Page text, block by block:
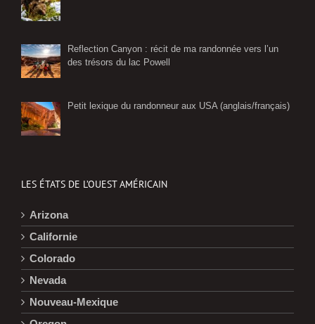
Reflection Canyon : récit de ma randonnée vers l’un
des trésors du lac Powell
Petit lexique du randonneur aux USA (anglais/français)
LES ÉTATS DE L’OUEST AMÉRICAIN
Arizona
Californie
Colorado
Nevada
Nouveau-Mexique